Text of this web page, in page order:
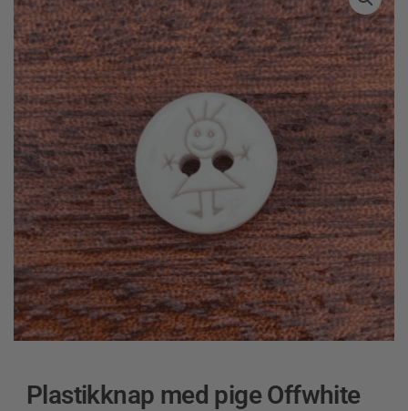
Plastikknap med pige Offwhite